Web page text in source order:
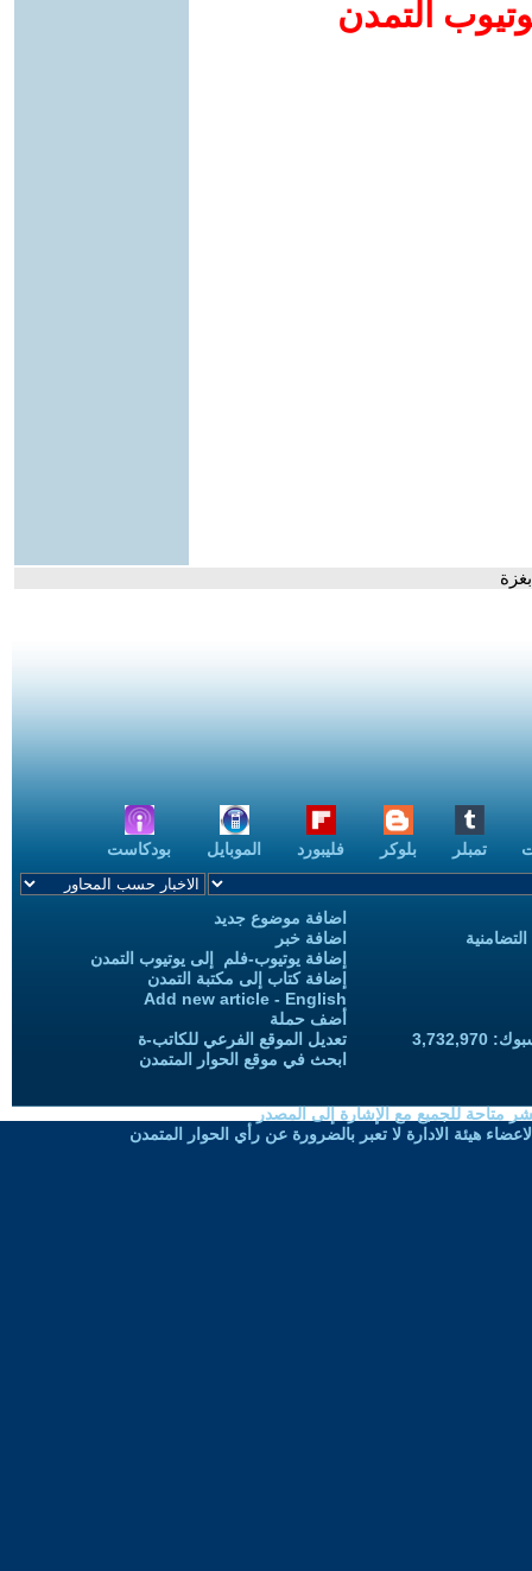
التمدن
تمبلر بلوكر فليبورد الموبايل بودكاست
اضافة موضوع جديد
اضافة خبر
إضافة يوتيوب-فلم إلى يوتيوب التمدن
إضافة كتاب إلى مكتبة التمدن
Add new article - English
أضف حملة
تعديل الموقع الفرعي للكاتب-ة
ابحث في موقع الحوار المتمدن
متاحة للجميع مع الإشارة إلى المصدر
هيئة الادارة لا تعبر بالضرورة عن رأي الحوار المتمدن